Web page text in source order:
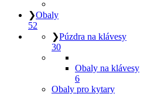
❯Obaly
52
❯Púzdra na klávesy
30
Obaly na klávesy
6
Obaly pro kytary